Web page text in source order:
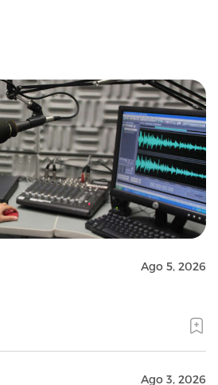
Ago 5, 2026
Ago 3, 2026